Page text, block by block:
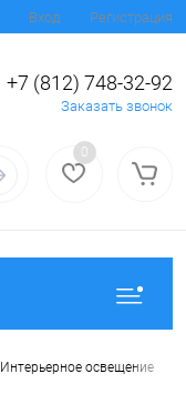
Вход Регистрация
+7 (812) 748-32-92
Заказать звонок
0
Интерьерное освещение